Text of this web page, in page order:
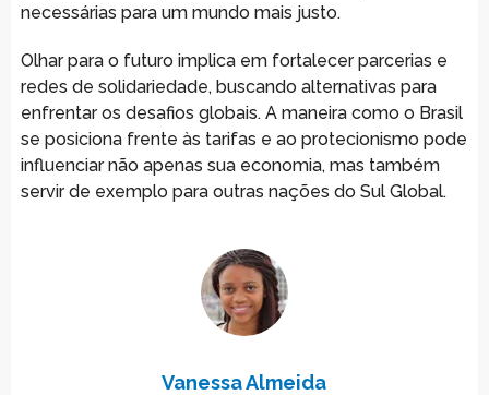
necessárias para um mundo mais justo.
Olhar para o futuro implica em fortalecer parcerias e
redes de solidariedade, buscando alternativas para
enfrentar os desafios globais. A maneira como o Brasil
se posiciona frente às tarifas e ao protecionismo pode
influenciar não apenas sua economia, mas também
servir de exemplo para outras nações do Sul Global.
Vanessa Almeida